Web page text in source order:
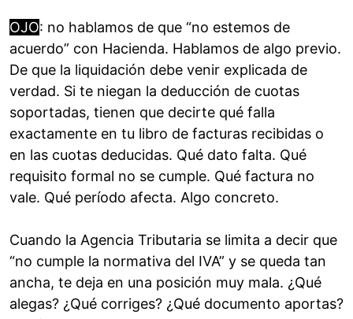
OJO: no hablamos de que “no estemos de
acuerdo” con Hacienda. Hablamos de algo previo.
De que la liquidación debe venir explicada de
verdad. Si te niegan la deducción de cuotas
soportadas, tienen que decirte qué falla
exactamente en tu libro de facturas recibidas o
en las cuotas deducidas. Qué dato falta. Qué
requisito formal no se cumple. Qué factura no
vale. Qué período afecta. Algo concreto.
Cuando la Agencia Tributaria se limita a decir que
“no cumple la normativa del IVA” y se queda tan
ancha, te deja en una posición muy mala. ¿Qué
alegas? ¿Qué corriges? ¿Qué documento aportas?